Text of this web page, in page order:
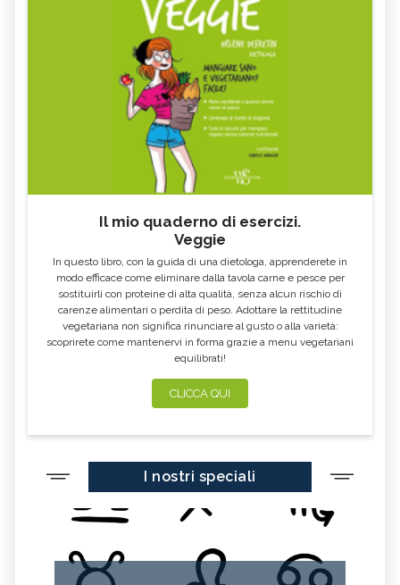
Il mio quaderno di esercizi.
Veggie
In questo libro, con la guida di una dietologa, apprenderete in
modo efficace come eliminare dalla tavola carne e pesce per
sostituirli con proteine di alta qualità, senza alcun rischio di
carenze alimentari o perdita di peso. Adottare la rettitudine
vegetariana non significa rinunciare al gusto o alla varietà:
scoprirete come mantenervi in forma grazie a menu vegetariani
equilibrati!
CLICCA QUI
I nostri speciali